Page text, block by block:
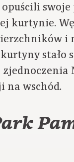
kurtynie.
i
stało
na wschód.